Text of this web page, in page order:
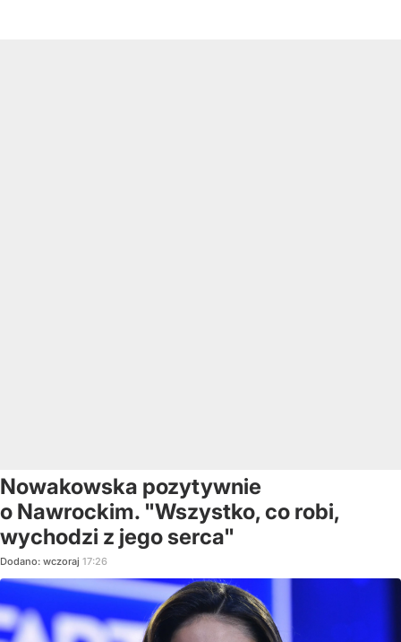
Nowakowska pozytywnie
o Nawrockim. "Wszystko, co robi,
wychodzi z jego serca"
Dodano: wczoraj 17:26